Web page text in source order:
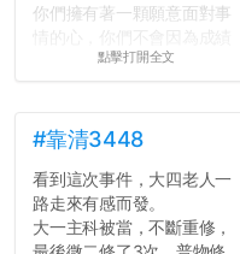
你們擁有著一顆願意面對事
壓力而選擇逃避(作弊)，在
績無法體現你們的努力，但
往後你們正直的態度一定會
讓你們在社會上適應得更
好。最後，那些作弊的同
學，你們要瞭解到作弊對你
點擊打開全文
#靠清3448
看到這次事件，大四老人一
路走來有感而發。
大一主科被當，不斷重修，